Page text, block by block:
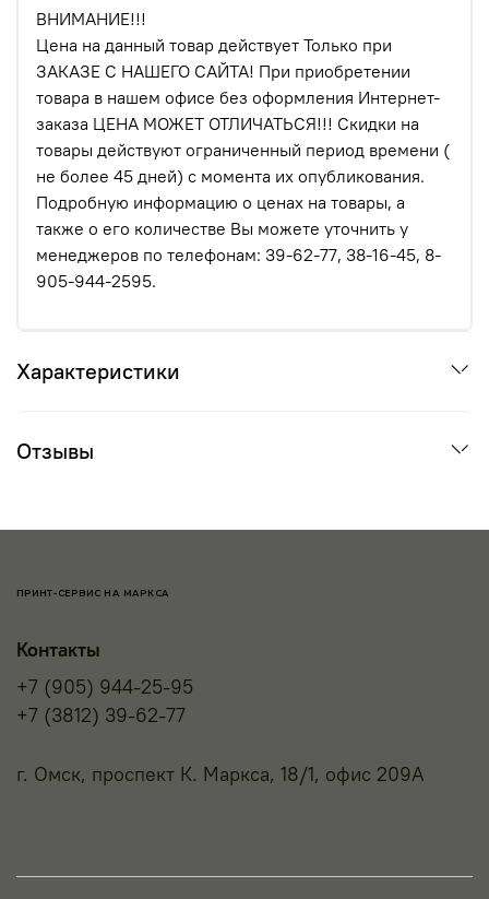
ВНИМАНИЕ!!!
Цена на данный товар действует Только при
ЗАКАЗЕ С НАШЕГО САЙТА! При приобретении
товара в нашем офисе без оформления Интернет-
заказа ЦЕНА МОЖЕТ ОТЛИЧАТЬСЯ!!! Скидки на
товары действуют ограниченный период времени (
не более 45 дней) с момента их опубликования.
Подробную информацию о ценах на товары, а
также о его количестве Вы можете уточнить у
менеджеров по телефонам: 39-62-77, 38-16-45, 8-
905-944-2595.
Характеристики
Отзывы
ПРИНТ-СЕРВИС НА МАРКСА
Контакты
+7 (905) 944-25-95
+7 (3812) 39-62-77
г. Омск, проспект К. Маркса, 18/1, офис 209А